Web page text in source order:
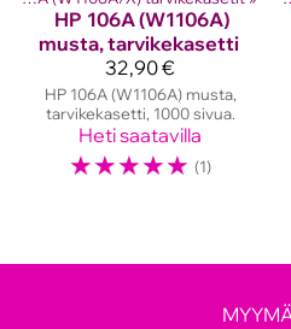
HP 106A (W1106A)
musta, tarvikekasetti
32,90 €
HP 106A (W1106A) musta,
tarvikekasetti, 1000 sivua.
Heti saatavilla
☆☆☆☆☆ (1)